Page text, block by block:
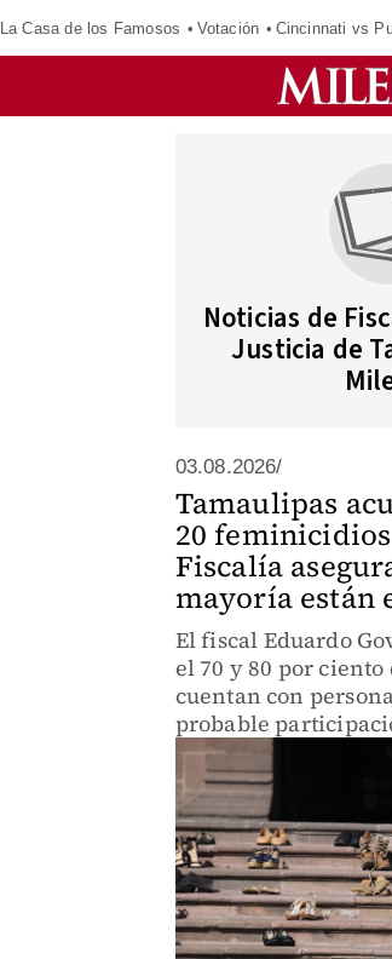
La Casa de los Famosos Votación Cincinnati vs
Noticias de
Justicia de
03.08.2026/
Tamaulipas
20
Fiscalía
mayoría están
El fiscal Eduardo
el 70 y 80 por ciento
cuentan con
probable